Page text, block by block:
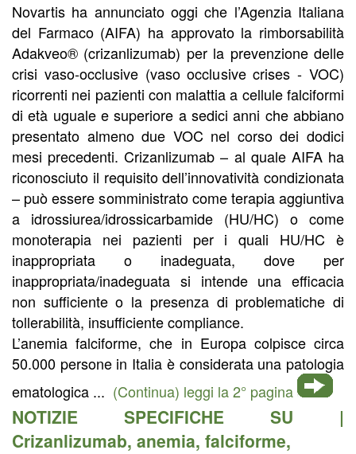
Novartis ha annunciato oggi che l’Agenzia Italiana
del Farmaco (AIFA) ha approvato la rimborsabilità
Adakveo® (crizanlizumab) per la prevenzione delle
crisi vaso-occlusive (vaso occlusive crises - VOC)
ricorrenti nei pazienti con malattia a cellule falciformi
di età uguale e superiore a sedici anni che abbiano
presentato almeno due VOC nel corso dei dodici
mesi precedenti. Crizanlizumab – al quale AIFA ha
riconosciuto il requisito dell’innovatività condizionata
– può essere somministrato come terapia aggiuntiva
a idrossiurea/idrossicarbamide (HU/HC) o come
monoterapia nei pazienti per i quali HU/HC è
inappropriata o inadeguata, dove per
inappropriata/inadeguata si intende una efficacia
non sufficiente o la presenza di problematiche di
tollerabilità, insufficiente compliance.
L’anemia falciforme, che in Europa colpisce circa
50.000 persone in Italia è considerata una patologia
ematologica ... (Continua) leggi la 2° pagina
NOTIZIE SPECIFICHE SU |
Crizanlizumab, anemia, falciforme,